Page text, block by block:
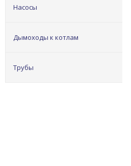
Насосы
Дымоходы к котлам
Трубы